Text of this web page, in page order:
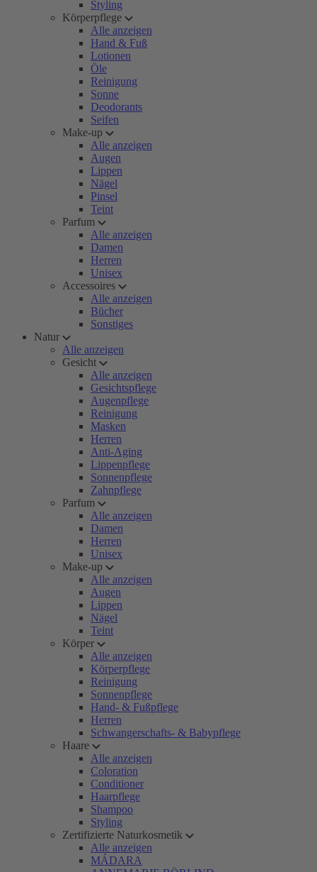
Styling
Körperpflege
Alle anzeigen
Hand & Fuß
Lotionen
Öle
Reinigung
Sonne
Deodorants
Seifen
Make-up
Alle anzeigen
Augen
Lippen
Nägel
Pinsel
Teint
Parfum
Alle anzeigen
Damen
Herren
Unisex
Accessoires
Alle anzeigen
Bücher
Sonstiges
Natur
Alle anzeigen
Gesicht
Alle anzeigen
Gesichtspflege
Augenpflege
Reinigung
Masken
Herren
Anti-Aging
Lippenpflege
Sonnenpflege
Zahnpflege
Parfum
Alle anzeigen
Damen
Herren
Unisex
Make-up
Alle anzeigen
Augen
Lippen
Nägel
Teint
Körper
Alle anzeigen
Körperpflege
Reinigung
Sonnenpflege
Hand- & Fußpflege
Herren
Schwangerschafts- & Babypflege
Haare
Alle anzeigen
Coloration
Conditioner
Haarpflege
Shampoo
Styling
Zertifizierte Naturkosmetik
Alle anzeigen
MÁDARA